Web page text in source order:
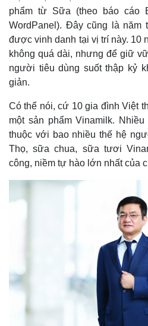
Thế giới
phẩm từ Sữa (theo báo cáo
WordPanel). Đây cũng là năm
được vinh danh tại vị trí này. 10
không quá dài, nhưng để giữ
người tiêu dùng suốt thập kỷ
giản.
Có thể nói, cứ 10 gia đình Việt
một sản phẩm Vinamilk.
thuộc với bao nhiều thế hệ
Thọ, sữa chua, sữa tươi
công, niềm tự hào lớn nhất của